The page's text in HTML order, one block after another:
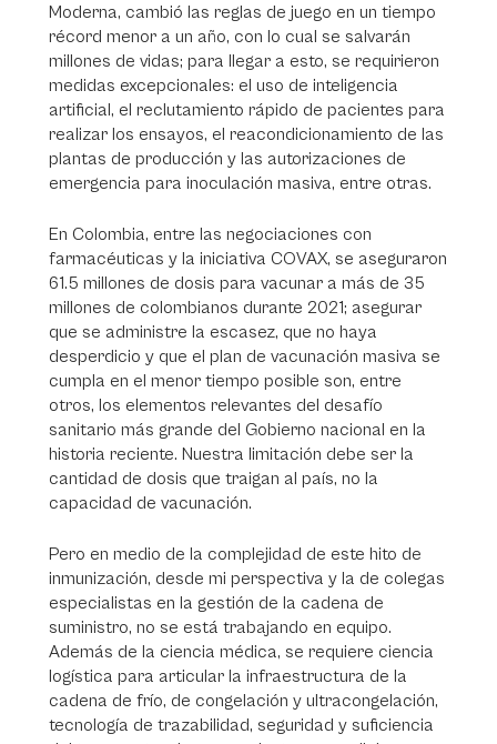
Moderna, cambió las reglas de juego en un tiempo
récord menor a un año, con lo cual se salvarán
millones de vidas; para llegar a esto, se requirieron
medidas excepcionales: el uso de inteligencia
artificial, el reclutamiento rápido de pacientes para
realizar los ensayos, el reacondicionamiento de las
plantas de producción y las autorizaciones de
emergencia para inoculación masiva, entre otras.
En Colombia, entre las negociaciones con
farmacéuticas y la iniciativa COVAX, se aseguraron
61.5 millones de dosis para vacunar a más de 35
millones de colombianos durante 2021; asegurar
que se administre la escasez, que no haya
desperdicio y que el plan de vacunación masiva se
cumpla en el menor tiempo posible son, entre
otros, los elementos relevantes del desafío
sanitario más grande del Gobierno nacional en la
historia reciente. Nuestra limitación debe ser la
cantidad de dosis que traigan al país, no la
capacidad de vacunación.
Pero en medio de la complejidad de este hito de
inmunización, desde mi perspectiva y la de colegas
especialistas en la gestión de la cadena de
suministro, no se está trabajando en equipo.
Además de la ciencia médica, se requiere ciencia
logística para articular la infraestructura de la
cadena de frío, de congelación y ultracongelación,
tecnología de trazabilidad, seguridad y suficiencia